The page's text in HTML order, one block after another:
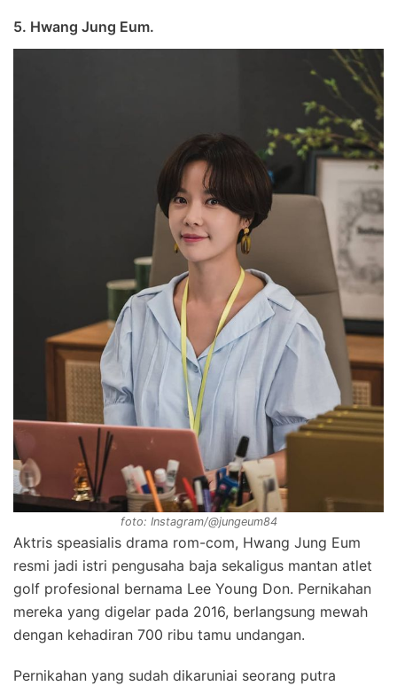
5. Hwang Jung Eum.
foto: Instagram/@jungeum84
Aktris speasialis drama rom-com, Hwang Jung Eum
resmi jadi istri pengusaha baja sekaligus mantan atlet
golf profesional bernama Lee Young Don. Pernikahan
mereka yang digelar pada 2016, berlangsung mewah
dengan kehadiran 700 ribu tamu undangan.
Pernikahan yang sudah dikaruniai seorang putra